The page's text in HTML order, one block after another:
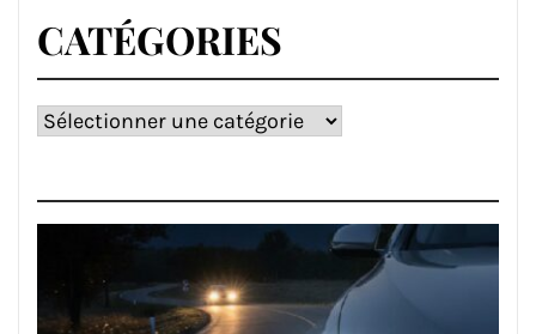
CATÉGORIES
Catégories